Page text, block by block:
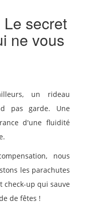
secret
ne vous
un rideau
pas garde. Une
d'une fluidité
nous
les parachutes
check-up qui sauve
de fêtes !